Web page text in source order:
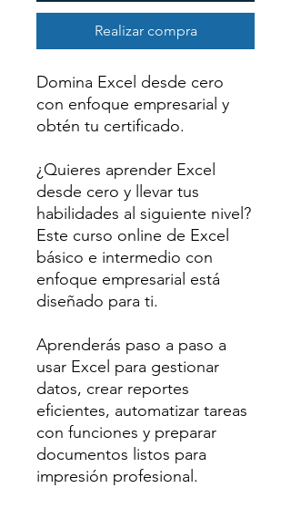
Realizar compra
Domina Excel desde cero
con enfoque empresarial y
obtén tu certificado.
¿Quieres aprender Excel
desde cero y llevar tus
habilidades al siguiente nivel?
Este curso online de Excel
básico e intermedio con
enfoque empresarial está
diseñado para ti.
Aprenderás paso a paso a
usar Excel para gestionar
datos, crear reportes
eficientes, automatizar tareas
con funciones y preparar
documentos listos para
impresión profesional.